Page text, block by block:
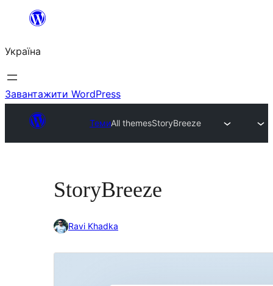
Перейти
вмісту
Україна
Завантажити WordPress
ТемиAll themesStoryBreeze
StoryBreeze
Ravi Khadka